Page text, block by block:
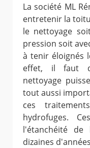
La société ML
entretenir la
le nettoyage
pression soit
à tenir éloignés
effet, il faut
nettoyage
tout aussi
ces
hydrofuges.
l'étanchéité
dizaines